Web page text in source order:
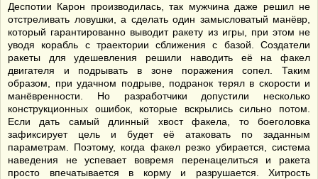
Деспотии Карон производилась, так мужчина даже решил не
отстреливать ловушки, а сделать один замысловатый манёвр,
который гарантированно выводит ракету из игры, при этом не
уводя корабль с траектории сближения с базой. Создатели
ракеты для удешевления решили наводить её на факел
двигателя и подрывать в зоне поражения сопел. Таким
образом, при удачном подрыве, подранок терял в скорости и
манёвренности. Но разработчики допустили несколько
конструкционных ошибок, которые вскрылись сильно потом.
Если дать самый длинный хвост факела, то боеголовка
зафиксирует цель и будет её атаковать по заданным
параметрам. Поэтому, когда факел резко убирается, система
наведения не успевает вовремя перенацелиться и ракета
просто впечатывается в корму и разрушается. Хитрость